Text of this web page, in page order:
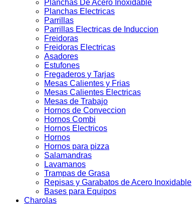
Planchas De Acero Inoxidable
Planchas Electricas
Parrillas
Parrillas Electricas de Induccion
Freidoras
Freidoras Electricas
Asadores
Estufones
Fregaderos y Tarjas
Mesas Calientes y Frias
Mesas Calientes Electricas
Mesas de Trabajo
Hornos de Conveccion
Hornos Combi
Hornos Electricos
Hornos
Hornos para pizza
Salamandras
Lavamanos
Trampas de Grasa
Repisas y Garabatos de Acero Inoxidable
Bases para Equipos
Charolas